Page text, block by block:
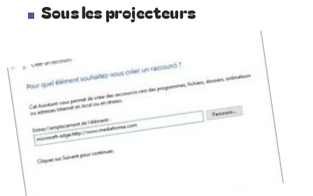
Sous les projecteurs